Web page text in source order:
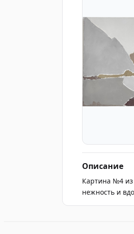
Описание
Картина №4 из
нежность и
прикосновение